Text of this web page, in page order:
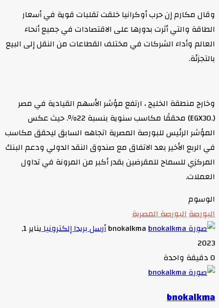
وقال مكارم إن حرب أوكرانيا خلقت تقلبات قوية في أسعار
الطاقة والتي أثرت بدورها على الاقتصادات في جميع أنحاء
العالم وأداء الشركات في مختلف القطاعات من النقل إلى البيع
بالتجزئة.
وخارج منطقة الخليج ، ارتفع مؤشر الأسهم القيادية في مصر
(.EGX30) محققًا مكاسب سنوية بنسبة 22٪. حيث عكس
المؤشر الرئيس للبورصة المصرية اتجاهه السابق ليحقق مكاسب
في الربع الأخير بعد الاتفاق مع صندوق النقد الدولي ودعم البنك
المركزي للسماح للمقرضين بقدر أكبر من المرونة في تداول
العملات.
الوسوم
البورصةالبورصة المصرية
bnokalkmaأرسل بريدا إلكترونيا
يناير 1,
2023
0 دقيقة واحدة
bnokalkma